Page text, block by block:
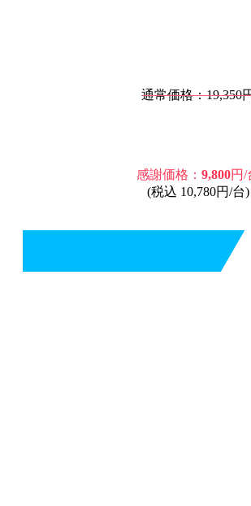
通常価格：19,350
感謝価格： 9,800円/
(税込 10,780円/台)
エアコンクリーニング（お掃